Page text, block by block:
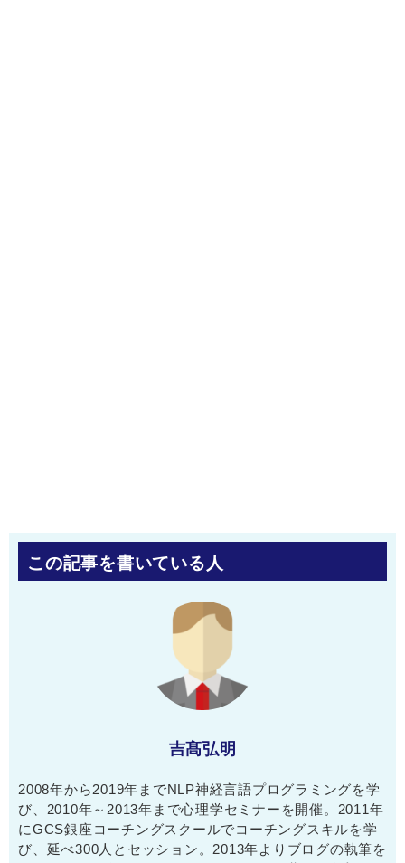
この記事を書いている人
吉髙弘明
2008年から2019年までNLP神経言語プログラミングを学
び、2010年～2013年まで心理学セミナーを開催。2011年
にGCS銀座コーチングスクールでコーチングスキルを学
び、延べ300人とセッション。2013年よりブログの執筆を